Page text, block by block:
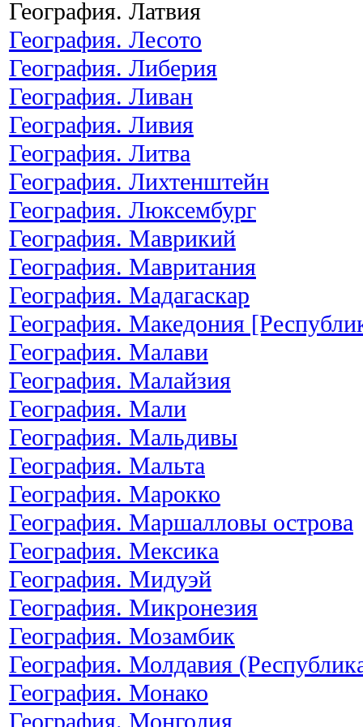
География. Латвия
География. Лесото
География. Либерия
География. Ливан
География. Ливия
География. Литва
География. Лихтенштейн
География. Люксембург
География. Маврикий
География. Мавритания
География. Мадагаскар
География. Македония
География. Малави
География. Малайзия
География. Мали
География. Мальдивы
География. Мальта
География. Марокко
География. Маршалловы острова
География. Мексика
География. Мидуэй
География. Микронезия
География. Мозамбик
География. Молдавия
География. Монако
География. Монголия